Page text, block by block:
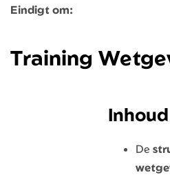
Eindigt om:
Training
De